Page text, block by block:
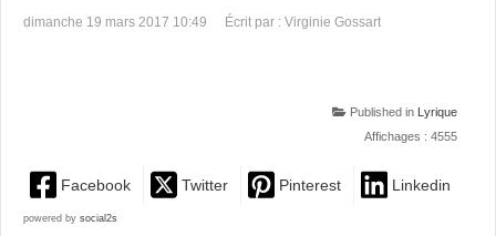
dimanche 19 mars 2017 10:49 Écrit par : Virginie Gossart
Published in
Lyrique
Affichages : 4555
Facebook Twitter Pinterest Linkedin
powered by social2s